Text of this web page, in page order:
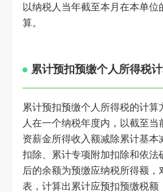
以纳税人当年截至本月在本单
算。
累计预扣预缴个人所得税
累计预扣预缴个人所得税的计算
人在一个纳税年度内，以截至当
资薪金所得收入额减除累计基本
扣除、累计专项附加扣除和依法
后的余额为预缴应纳税所得额，
表，计算出累计应预扣预缴税额